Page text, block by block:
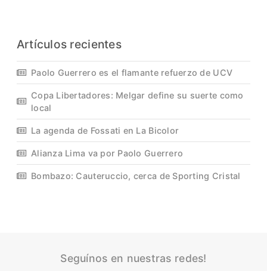
Artículos recientes
Paolo Guerrero es el flamante refuerzo de UCV
Copa Libertadores: Melgar define su suerte como
local
La agenda de Fossati en La Bicolor
Alianza Lima va por Paolo Guerrero
Bombazo: Cauteruccio, cerca de Sporting Cristal
Seguínos en nuestras redes!